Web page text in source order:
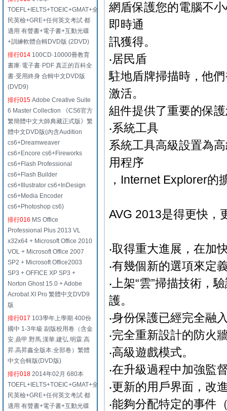
TOEFL+IELTS+TOEIC+GMAT+全
民英檢+GRE+任何英文考試 都
適用 有聲書+電子書+互動光碟
+訓練軟體合輯DVD版 (2DVD)
排行014 100CD·10000冊教育
書庫·電子書·PDF 真正的百科全
書·受用終身 合輯中文DVD版
(DVD9)
排行015 Adobe Creative Suite
6 Master Collection 《CS6官方
繁簡體中文大師典藏正式版》繁
體中文DVD版(內含Audition
cs6+Dreamweaver
cs6+Encore cs6+Fireworks
cs6+Flash Professional
cs6+Flash Builder
cs6+Illustrator cs6+InDesign
cs6+Media Encoder
cs6+Photoshop cs6)
排行016 MS Office
Professional Plus 2013 VL
x32x64 + Microsoft Office 2010
VOL + Microsoft Office 2007
SP2 + Microsoft Office2003
SP3 + OFFICE XP SP3 +
Norton Ghost 15.0 + Adobe
Acrobat XI Pro 繁體中文DVD9
版
排行017 103學年上學期 400份
國中 1-3年級 副版校用卷（含金
安.鼎甲.野馬.漢華.建弘.明霖.高
昇.高昇鑫全版本.全部卷）繁體
中文合輯版(DVD版)
排行018 2014年02月 680本
TOEFL+IELTS+TOEIC+GMAT+全
民英檢+GRE+任何英文考試 都
適用 有聲書+電子書+互動光碟
網盾保護您的電腦不
即時通
訊獲得。
‧居民盾
駐地盾牌掃描時，他
激活。
組件提供了重要的保
‧系統工具
系統工具高級設置為
用程序
，Internet Explorer的
AVG 2013是得更快，
‧取得重大進展，在加
‧有幾個新的選項來定
‧上架“雲”掃描技術，
護。
‧身份保護已經完全融
‧完全重新設計的防火
‧高級遊戲模式。
‧在升級過程中加強監
‧更新的用戶界面，改
‧能夠分配特定的事件